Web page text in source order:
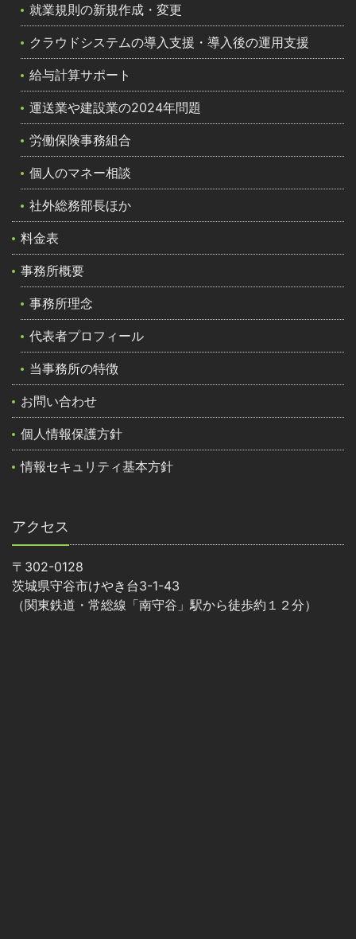
就業規則の新規作成・変更
クラウドシステムの導入支援・導入後の運用支援
給与計算サポート
運送業や建設業の2024年問題
労働保険事務組合
個人のマネー相談
社外総務部長ほか
料金表
事務所概要
事務所理念
代表者プロフィール
当事務所の特徴
お問い合わせ
個人情報保護方針
情報セキュリティ基本方針
アクセス
〒302-0128
茨城県守谷市けやき台3-1-43
（関東鉄道・常総線「南守谷」駅から徒歩約１２分）